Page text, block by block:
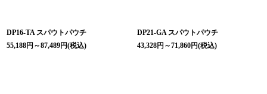
DP16-TA スパウトパウチ
55,188円 ～87,489円(税込)
DP21-GA スパウトパウチ
43,328円 ～71,860円(税込)